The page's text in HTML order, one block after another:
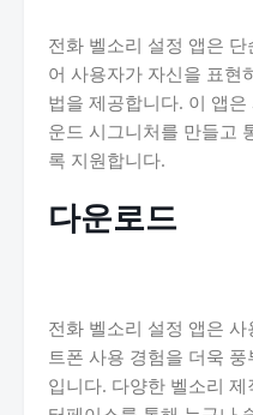
전화 벨소리 설정 앱은
어 사용자가 자신을 표현
법을 제공합니다. 이 앱
운드 시그니처를 만들고
록 지원합니다.
다운로드
전화 벨소리 설정 앱은
트폰 사용 경험을 더욱
입니다. 다양한 벨소리